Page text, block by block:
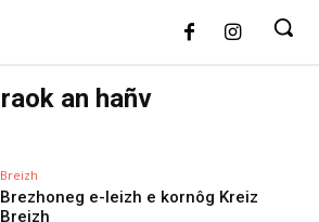
raok an hañv
Breizh
Brezhoneg e-leizh e kornôg Kreiz
Breizh